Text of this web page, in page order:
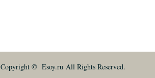
Copyright © Esoy.ru All Rights Reserved.